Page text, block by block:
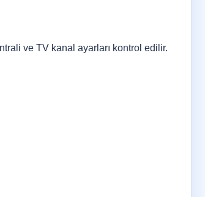
ve TV kanal ayarları kontrol edilir.